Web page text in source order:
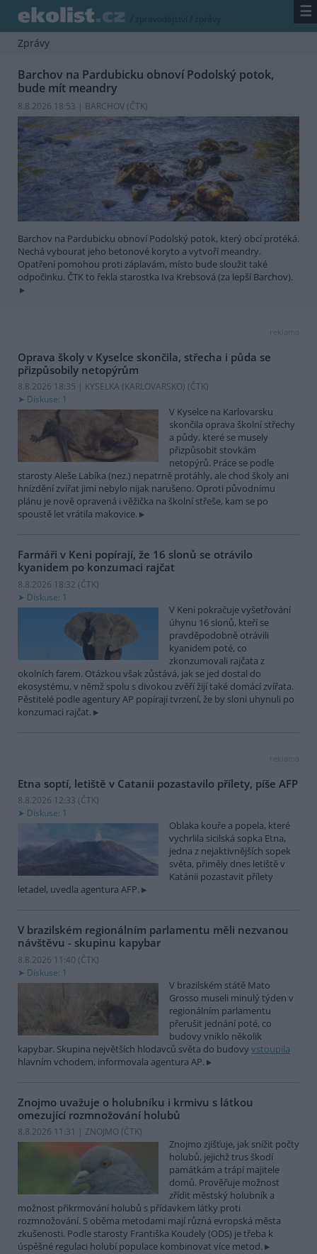
/ zpravodajství / zprávy ☰
Zprávy
Barchov na Pardubicku obnoví Podolský potok,
bude mít meandry
8.8.2026 18:53 | BARCHOV (ČTK)
Barchov na Pardubicku obnoví Podolský potok, který obcí protéká.
Nechá vybourat jeho betonové koryto a vytvoří meandry.
Opatření pomohou proti záplavám, místo bude sloužit také
odpočinku. ČTK to řekla starostka Iva Krebsová (za lepší Barchov).
reklama
Oprava školy v Kyselce skončila, střecha i půda se
přizpůsobily netopýrům
8.8.2026 18:35 | KYSELKA (KARLOVARSKO) (ČTK)
Diskuse: 1
V Kyselce na Karlovarsku
skončila oprava školní střechy
a půdy, které se musely
přizpůsobit stovkám
netopýrů. Práce se podle
starosty Aleše Labíka (nez.) nepatrně protáhly, ale chod školy ani
hnízdění zvířat jimi nebylo nijak narušeno. Oproti původnímu
plánu je nově opravená i věžička na školní střeše, kam se po
spoustě let vrátila makovice.
Farmáři v Keni popírají, že 16 slonů se otrávilo
kyanidem po konzumaci rajčat
8.8.2026 18:32 (ČTK)
Diskuse: 1
V Keni pokračuje vyšetřování
úhynu 16 slonů, kteří se
pravděpodobně otrávili
kyanidem poté, co
zkonzumovali rajčata z
okolních farem. Otázkou však zůstává, jak se jed dostal do
ekosystému, v němž spolu s divokou zvěří žijí také domácí zvířata.
Pěstitelé podle agentury AP popírají tvrzení, že by sloni uhynuli po
konzumaci rajčat.
reklama
Etna soptí, letiště v Catanii pozastavilo přílety, píše AFP
8.8.2026 12:33 (ČTK)
Diskuse: 1
Oblaka kouře a popela, které
vychrlila sicilská sopka Etna,
jedna z nejaktivnějších sopek
světa, přiměly dnes letiště v
Katánii pozastavit přílety
letadel, uvedla agentura AFP.
V brazilském regionálním parlamentu měli nezvanou
návštěvu - skupinu kapybar
8.8.2026 11:40 (ČTK)
Diskuse: 1
V brazilském státě Mato
Grosso museli minulý týden v
regionálním parlamentu
přerušit jednání poté, co
budovy vniklo několik
kapybar. Skupina největších hlodavců světa do budovy vstoupila
hlavním vchodem, informovala agentura AP.
Znojmo uvažuje o holubníku i krmivu s látkou
omezující rozmnožování holubů
8.8.2026 11:31 | ZNOJMO (ČTK)
Znojmo zjišťuje, jak snížit počty
holubů, jejichž trus škodí
památkám a trápí majitele
domů. Prověřuje možnost
zřídit městský holubník a
možnost přikrmování holubů s přídavkem látky proti
rozmnožování. S oběma metodami mají různá evropská města
zkušenosti. Podle starosty Františka Koudely (ODS) je třeba k
úspěšné regulaci holubí populace kombinovat více metod.